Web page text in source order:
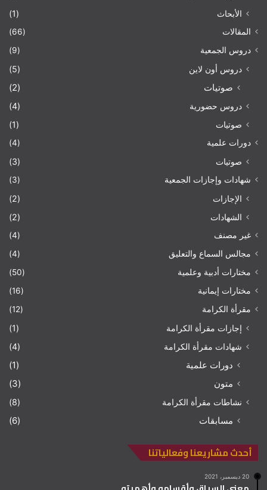
الأبحاث (1)
المقالات
(66)
دروس الجمعية
(9)
دروس أون لاين (5)
صوتيات (2)
دروس حضورية
(4)
صوتيات
(1)
دورات علمية (4)
صوتيات (3)
شهادات وإجازات الجمعية (3)
الإجازات
(2)
الشهادات
(2)
غير مصنف
(4)
مجالس السماع والتعليق
(4)
مختارات أدبية وعلمية
(50)
مختارات إيمانية
(16)
مقرأة الكرامة
(12)
إجازات مقرأة الكرامة
(1)
شهادات مقرأة الكرامة
(4)
دورات علمية
(1)
متون
(3)
نشاطات مقرأة الكرامة (8)
مسابقات (6)
أحدث مشاريعنا وفعالياتنا
20 ديسمبر، 2021